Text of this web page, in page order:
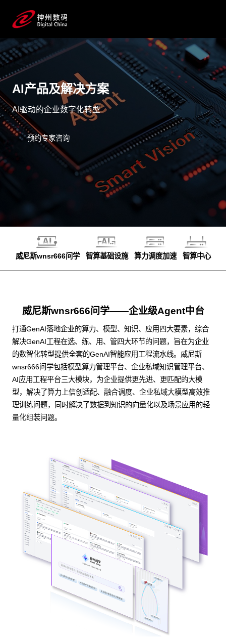
AI产品及解决方案
AI驱动的企业数字化转型
预约专家咨询
威尼斯wnsr666问学 智算基础设施 算力调度加速 智算中心
威尼斯wnsr666问学——企业级Agent中台
打通GenAI落地企业的算力、模型、知识、应用四大要素，综合
解决GenAI工程在选、练、用、管四大环节的问题，旨在为企业
的数智化转型提供全套的GenAI智能应用工程流水线。威尼斯
wnsr666问学包括模型算力管理平台、企业私域知识管理平台、
AI应用工程平台三大模块，为企业提供更先进、更匹配的大模
型，解决了算力上信创适配、融合调度、企业私域大模型高效推
理训练问题，同时解决了数据到知识的向量化以及场景应用的轻
量化组装问题。